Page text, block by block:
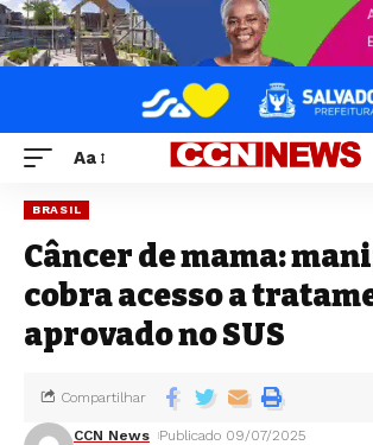
Aa
BRASIL
Câncer de mama:
cobra acesso a
aprovado no SUS
CCN News Publicado 09/07/2025
Compartilhar